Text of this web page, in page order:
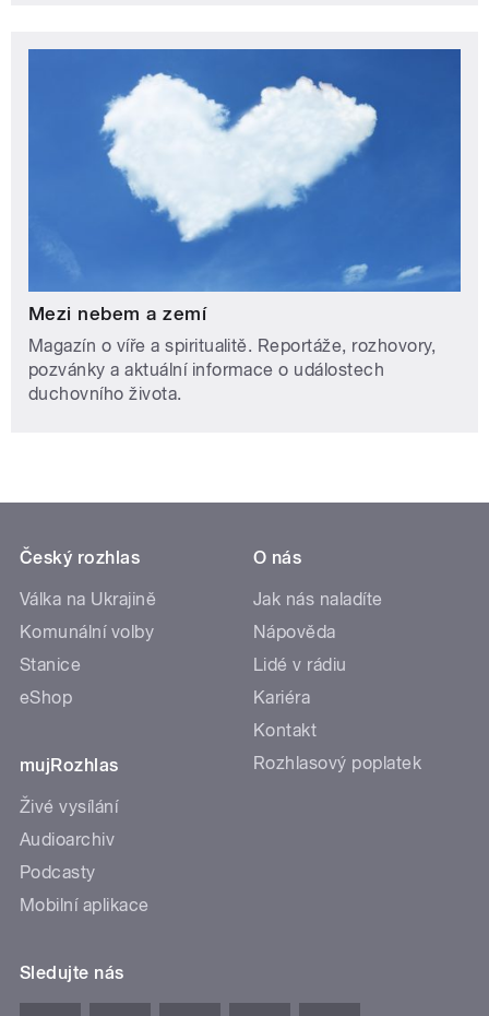
Mezi nebem a zemí
Magazín o víře a spiritualitě. Reportáže, rozhovory,
pozvánky a aktuální informace o událostech
duchovního života.
Český rozhlas
Válka na Ukrajině
Komunální volby
Stanice
eShop
mujRozhlas
Živé vysílání
Audioarchiv
Podcasty
Mobilní aplikace
O nás
Jak nás naladíte
Nápověda
Lidé v rádiu
Kariéra
Kontakt
Rozhlasový poplatek
Sledujte nás